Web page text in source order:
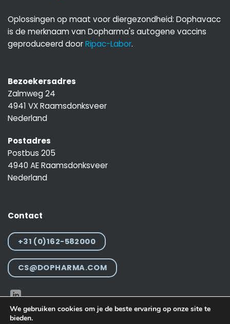
Oplossingen op maat voor diergezondheid: Dophavacc
is de merknaam van Dopharma's autogene vaccins
geproduceerd doorRipac-Labor.
Bezoekersadres
Zalmweg 24
4941 VX Raamsdonksveer
Nederland
Postadres
Postbus 205
4940 AE Raamsdonksveer
Nederland
Contact
+31 (0)162-582000
CS@DOPHARMA.COM
We gebruiken cookies om je de beste ervaring op onze site te
bieden.